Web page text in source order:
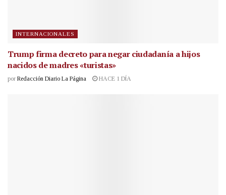
INTERNACIONALES
Trump firma decreto para negar ciudadanía a hijos
nacidos de madres «turistas»
por Redacción Diario La Página HACE 1 DÍA